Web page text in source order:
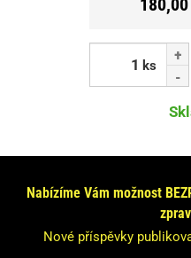
ks
Nabízíme Vám možnost
Nové příspěvky